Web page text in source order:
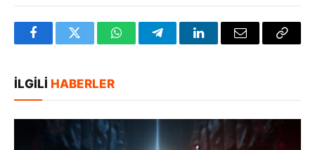
FacebookTwitter WhatsAppTelegramLinkedInE-
İLGILI HABERLER